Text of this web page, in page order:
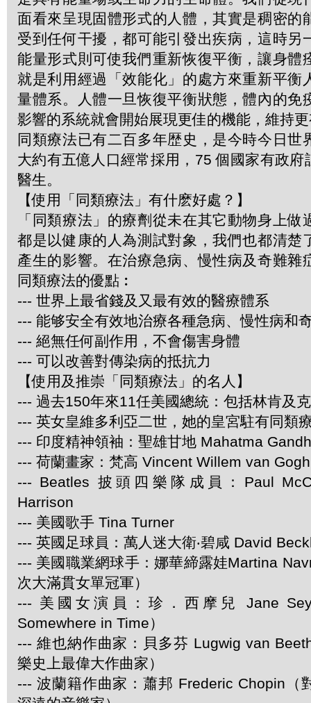
面看來呈現固體形式的人體，其實是稠密的
受到任何干擾，都可能引發出疾病，這時另
能量形式則可使我們重新恢復平衡，讓身體
就是利用經過「效能化」的處方來重新平衡
量體系。人體一旦恢復平衡狀態，體內的免
影響的系統就會開始展現更佳的機能，維持
同類療法已有二百多年歴史，是今時今日世
大約有五億人口經常採用，75 個國家有政府
醫生。
【使用「同類療法」有什麽好處？】
「同類療法」的療劑從未在其它動物身上做
都是以健康的人為測試對象，我們也都清楚
產生的影響。在治療急病、慢性病及奇難雜
同類療法的優點︰
--- 世界上最省錢及又最有效的醫療體系
--- 能够安全有效地治療各種急病、慢性病和
--- 絕無任何副作用，不會傷害身體
--- 可以改善對傳染病的抵抗力
【使用及推崇「同類療法」的名人】
--- 過去150年來11任美國總統：包括林肯及
--- 英女皇維多利亞二世，她的皇宮駐有同類
--- 印度精神領袖：聖雄甘地 Mahatma
--- 荷蘭畫家：梵高 Vincent Willem van Gogh
--- Beatles 披頭四樂隊成員：Paul
Harrison
--- 美國歌手 Tina Turner
--- 英國足球員：萬人迷大衛‧碧咸 David
--- 美國職業網球手：娜華締露娃Martina
次大滿貫女單冠軍）
--- 美國女演員：珍．西摩兒 Jane
Somewhere in Time）
--- 維也納作曲家：貝多芬 Lugwig van
樂史上最偉大作曲家）
--- 波蘭籍作曲家：蕭邦 Frederic Chopin（